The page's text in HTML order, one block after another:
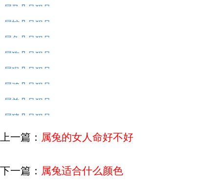
属马几月犯月
属蛇几月犯月
属兔几月犯月
属狗几月犯月
属猴几月犯月
属鸡几月犯月
属羊几月犯月
属猪几月犯月
上一篇： 属兔的女人命好不好
下一篇： 属兔适合什么颜色